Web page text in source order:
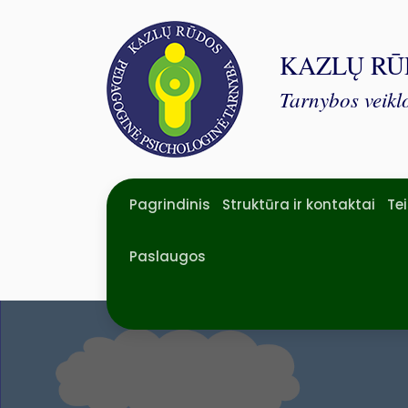
KAZLŲ
Tarnybos
Pagrindinis Struktūra ir kontaktai
Paslaugos